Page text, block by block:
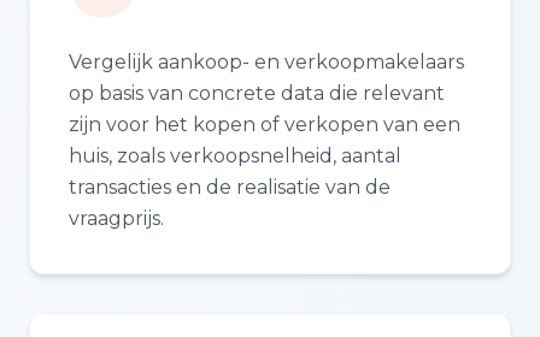
Vergelijk aankoop- en verkoopmakelaars
op basis van concrete data die relevant
zijn voor het kopen of verkopen van een
huis, zoals verkoopsnelheid, aantal
transacties en de realisatie van de
vraagprijs.